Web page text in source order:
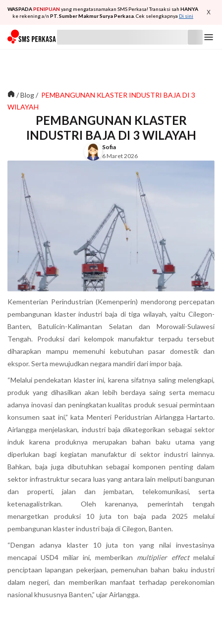
WASPADAPENIPUAN yang mengatasnamakan SMS Perkasa! Transaksi sah HANYA
ke rekening a/n PT. Sumber Makmur Surya Perkasa . Cek selengkapnya Di sini X
/Blog/ PEMBANGUNAN KLASTER INDUSTRI BAJA DI 3
WILAYAH
PEMBANGUNAN KLASTER
INDUSTRI BAJA DI 3 WILAYAH
Sofia
6 Maret 2026
Kementerian Perindustrian (Kemenperin) mendorong percepatan
pembangunan klaster industri baja di tiga wilayah, yaitu Cilegon-
Banten, Batulicin-Kalimantan Selatan dan Morowali-Sulawesi
Tengah. Produksi dari kelompok manufaktur terpadu tersebut
diharapkan mampu memenuhi kebutuhan pasar domestik dan
ekspor. Serta mewujudkan negara mandiri dari impor baja.
“Melalui pendekatan klaster ini, karena sifatnya saling melengkapi,
produk yang dihasilkan akan lebih berdaya saing serta memacu
adanya inovasi dan peningkatan kualitas produk sesuai permintaan
konsumen saat ini,” kata Menteri Peridustrian Airlangga Hartarto.
Airlangga menjelaskan, industri baja dikategorikan sebagai sektor
induk karena produknya merupakan bahan baku utama yang
diperlukan bagi kegiatan manufaktur di sektor industri lainnya.
Bahkan, baja juga dibutuhkan sebagai komponen penting dalam
sektor infrastruktur secara luas yang antara lain meliputi bangunan
dan properti, jalan dan jembatan, telekomunikasi, serta
ketenagalistrikan. Oleh karenanya, pemerintah tengah
menargetkan produksi 10 juta ton baja pada 2025 melalui
pembangunan klaster industri baja di Cilegon, Banten.
“Dengan adanya klaster 10 juta ton yang nilai investasinya
mencapai USD4 miliar ini, memberikan multiplier effectmelalui
penciptaan lapangan pekerjaan, pemenuhan bahan baku industri
dalam negeri, dan memberikan manfaat terhadap perekonomian
nasional khususnya Banten,” ujar Airlangga.